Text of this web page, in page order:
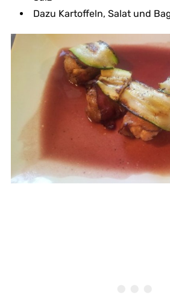
Dazu Kartoffeln, Salat und